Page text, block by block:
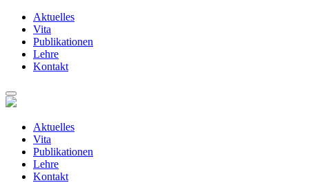
Aktuelles
Vita
Publikationen
Lehre
Kontakt
Zum
springenAktuelles
Vita
Publikationen
Lehre
Kontakt